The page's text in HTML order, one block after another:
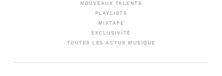
NOUVEAUX TALENTS
PLAYLISTS
MIXTAPE
EXCLUSIVITÉ
TOUTES LES ACTUS MUSIQUE